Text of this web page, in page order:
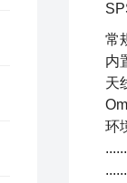
常
内
天
环